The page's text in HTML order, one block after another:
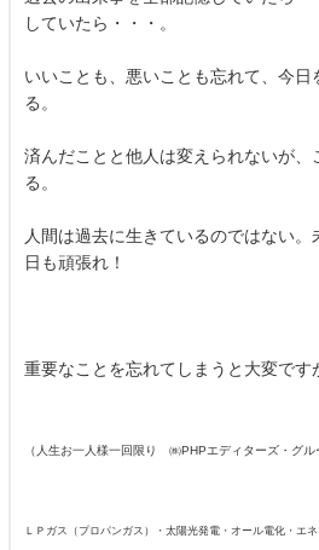
していたら・・・。
いいことも、悪いことも忘れて、今
る。
済んだことと他人は変えられないが
る。
人間は過去に生きているのではない
日も頑張れ！
重要なことを忘れてしまうと大変です
（人生お一人様一回限り ㈱PHPエディターズ・グル
ＬＰガス（プロパンガス）・太陽光発電・オール電化・エ